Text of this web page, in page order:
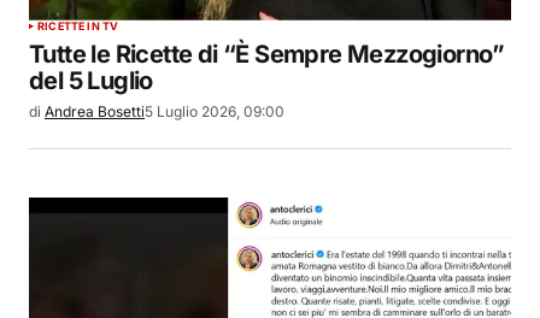
RICETTE IN TV
Tutte le Ricette di “È Sempre Mezzogiorno”
del 5 Luglio
di Andrea Bosetti5 Luglio 2026, 09:00